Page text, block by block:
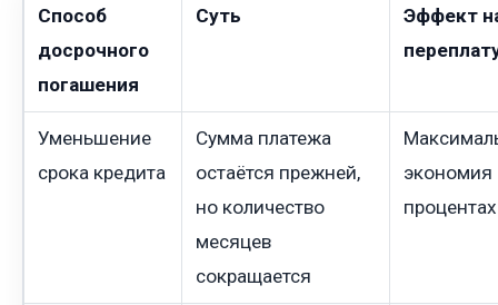
Способ
досрочного
погашения
Суть
Эффект
Уменьшение
срока кредита
Сумма платежа
остаётся прежней,
но количество
месяцев
сокращается
экономия
процентах